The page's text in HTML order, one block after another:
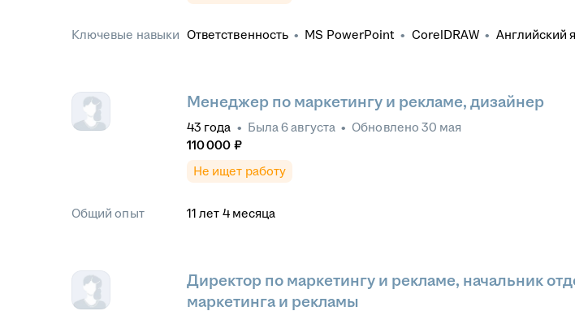
Ключевые навыки Ответственность • MS PowerPoint • CorelDRAW • Английский
Менеджер по маркетингу и рекламе, дизайнер
43 года • Была6 августа • Обновлено 30 мая
110 000 ₽
Не ищет работу
Общий опыт 11 лет 4 месяца
Директор по маркетингу и рекламе, начальник
маркетинга и рекламы